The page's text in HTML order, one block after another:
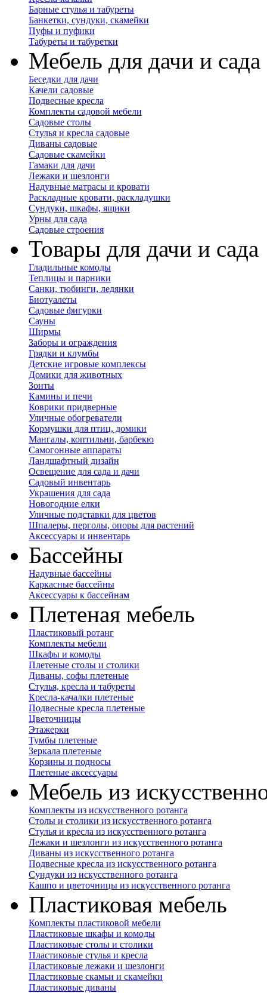
Барные стулья и табуреты
Банкетки, сундуки, скамейки
Пуфы и пуфики
Табуреты и табуретки
Мебель для дачи и сада
Беседки для дачи
Качели садовые
Подвесные кресла
Комплекты садовой мебели
Садовые столы
Стулья и кресла садовые
Диваны садовые
Садовые скамейки
Гамаки для дачи
Лежаки и шезлонги
Надувные матрасы и кровати
Раскладные кровати, раскладушки
Сундуки, шкафы, ящики
Урны для сада
Садовые строения
Товары для дачи и сада
Гладильные комоды
Теплицы и парники
Санки, тюбинги, ледянки
Биотуалеты
Садовые фигурки
Сауны
Ширмы
Заборы и ограждения
Грядки и клумбы
Детские игровые комплексы
Домики для животных
Зонты
Камины и печи
Коврики придверные
Уличные обогреватели
Кормушки для птиц, домики
Мангалы, коптильни, барбекю
Самогонные аппараты
Ландшафтный дизайн
Освещение для сада и дачи
Садовый инвентарь
Украшения для сада
Новогодние елки
Уличные подставки для цветов
Шпалеры, перголы, опоры для растений
Аксессуары и инвентарь
Бассейны
Надувные бассейны
Каркасные бассейны
Аксессуары к бассейнам
Плетеная мебель
Пластиковый ротанг
Комплекты мебели
Шкафы и комоды
Плетеные столы и столики
Диваны, софы плетеные
Стулья, кресла и табуреты
Кресла-качалки плетеные
Подвесные кресла плетеные
Цветочницы
Этажерки
Тумбы плетеные
Зеркала плетеные
Корзины и подносы
Плетеные аксессуары
Мебель из
Комплекты из искусственного ротанга
Столы и столики из искусственного ротанга
Стулья и кресла из искусственного ротанга
Лежаки и шезлонги из искусственного ротанга
Диваны из искусственного ротанга
Подвесные кресла из искусственного ротанга
Сундуки из искусственного ротанга
Кашпо и цветочницы из искусственного ротанга
Пластиковая мебель
Комплекты пластиковой мебели
Пластиковые шкафы и комоды
Пластиковые столы и столики
Пластиковые стулья и кресла
Пластиковые лежаки и шезлонги
Пластиковые скамьи и скамейки
Пластиковые диваны